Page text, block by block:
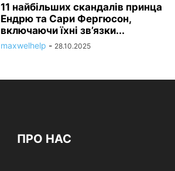
11 найбільших скандалів принца
Ендрю та Сари Фергюсон,
включаючи їхні зв’язки...
maxwelhelp - 28.10.2025
ПРО НАС